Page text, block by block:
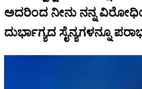
ಅದರಿಂದ ನೀನು ನನ್ನ
ದುರ್ಭಾಗ್ಯದ ಸೈನ್ಯಗಳನ್ನೂ